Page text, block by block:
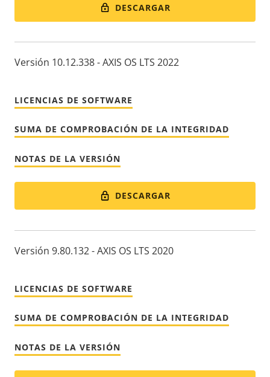
DESCARGAR
Versión 10.12.338 - AXIS OS LTS 2022
LICENCIAS DE SOFTWARE
SUMA DE COMPROBACIÓN DE LA INTEGRIDAD
NOTAS DE LA VERSIÓN
DESCARGAR
Versión 9.80.132 - AXIS OS LTS 2020
LICENCIAS DE SOFTWARE
SUMA DE COMPROBACIÓN DE LA INTEGRIDAD
NOTAS DE LA VERSIÓN